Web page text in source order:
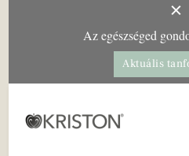
Az egészséged
Aktuális